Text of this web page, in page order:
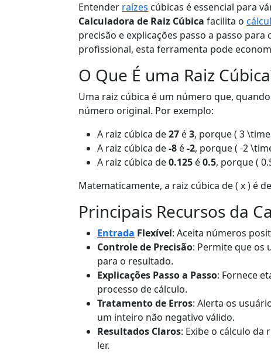
Entender raízes cúbicas é essencial para
Calculadora de Raiz Cúbica facilita o
precisão e explicações passo a passo
profissional, esta ferramenta pode
O Que É uma Raiz
Uma raiz cúbica é um número que,
número original. Por exemplo:
A raiz cúbica de27 é3, porque ( 3
A raiz cúbica de-8 é-2, porque ( -2
A raiz cúbica de0.125 é0.5, porque (
Matematicamente, a raiz cúbica de ( x ) é
Principais Recursos da
Entrada Flexível: Aceita números
Controle de Precisão: Permite que os
para o resultado.
Explicações Passo a Passo: Fornece
processo de cálculo.
Tratamento de Erros: Alerta os
um inteiro não negativo válido.
Resultados Claros: Exibe o cálculo
ler.